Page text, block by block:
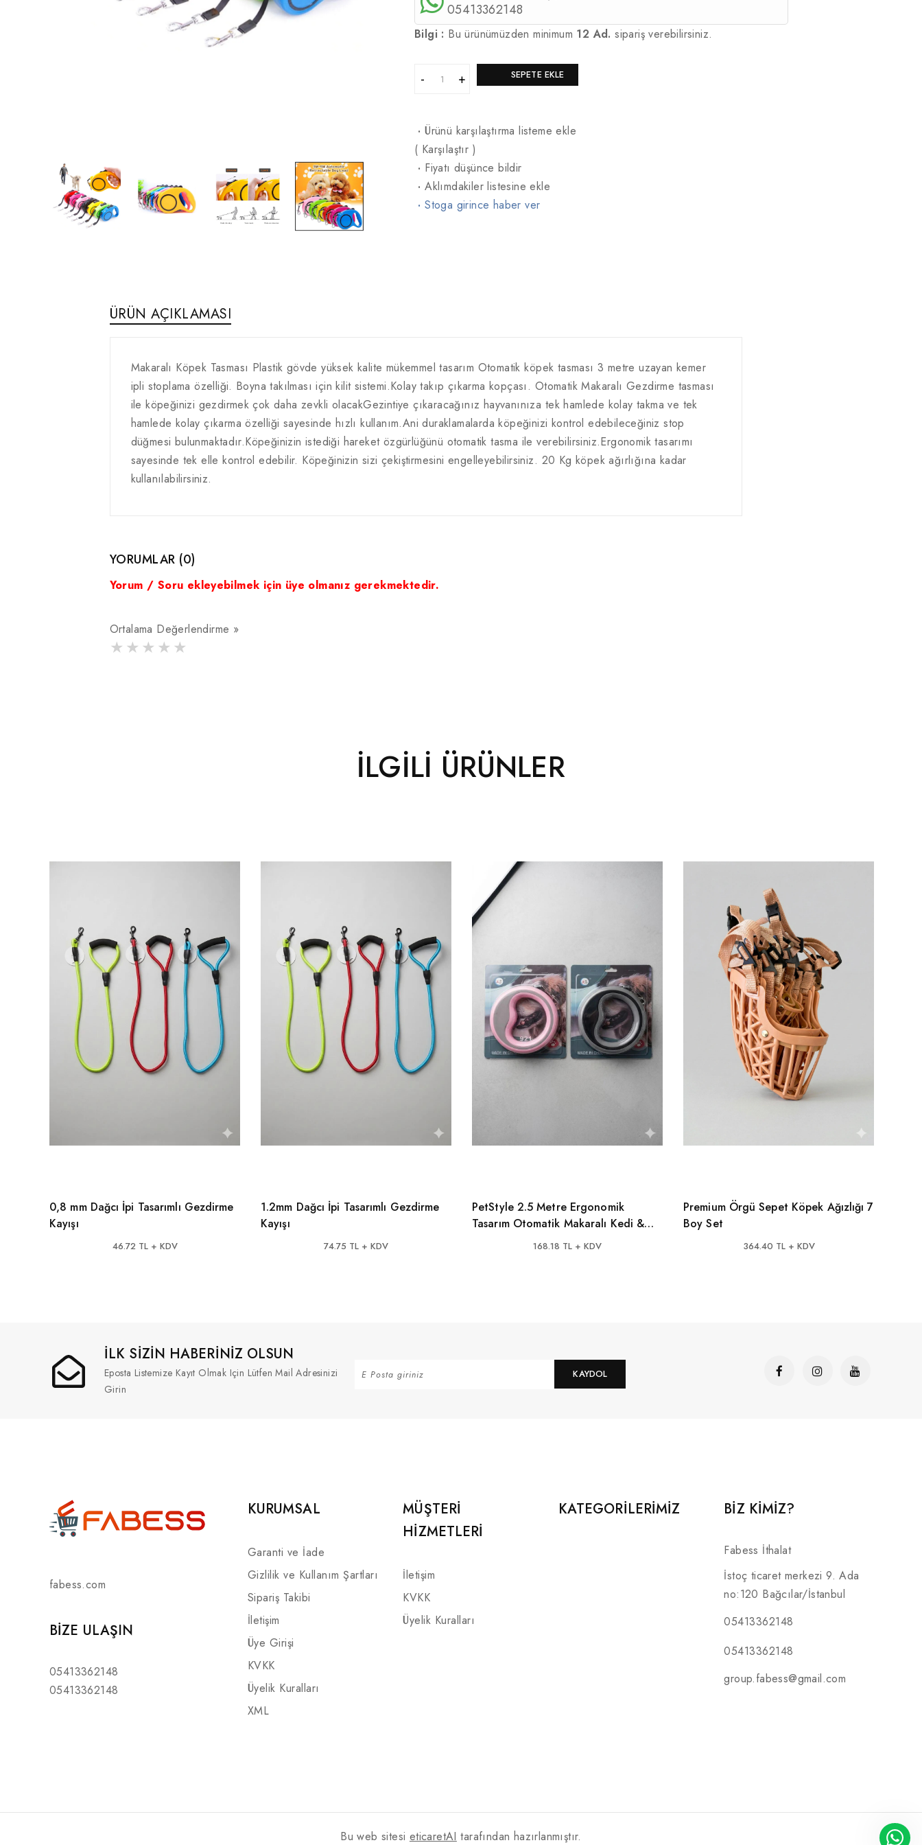
05413362148
Bilgi : Bu ürünümüzden minimum 12 Ad. sipariş verebilirsiniz.
SEPETE EKLE
·Ürünü karşılaştırma listeme ekle
( Karşılaştır )
· Fiyatı düşünce bildir
·Aklımdakiler listesine ekle
·Stoga girince haber ver
ÜRÜN AÇIKLAMASI
Makaralı Köpek Tasması Plastik gövde yüksek kalite mükemmel tasarım Otomatik köpek tasması 3 metre uzayan kemer
ipli stoplama özelliği. Boyna takılması için kilit sistemi.Kolay takıp çıkarma kopçası. Otomatik Makaralı Gezdirme tasması
ile köpeğinizi gezdirmek çok daha zevkli olacakGezintiye çıkaracağınız hayvanınıza tek hamlede kolay takma ve tek
hamlede kolay çıkarma özelliği sayesinde hızlı kullanım.Ani duraklamalarda köpeğinizi kontrol edebileceğiniz stop
düğmesi bulunmaktadır.Köpeğinizin istediği hareket özgürlüğünü otomatik tasma ile verebilirsiniz.Ergonomik tasarımı
sayesinde tek elle kontrol edebilir. Köpeğinizin sizi çekiştirmesini engelleyebilirsiniz. 20 Kg köpek ağırlığına kadar
kullanılabilirsiniz.
YORUMLAR (0)
Yorum / Soru ekleyebilmek için üye olmanız gerekmektedir.
Ortalama Değerlendirme »
İLGILI ÜRÜNLER
0,8 mm Dağcı İpi Tasarımlı Gezdirme
Kayışı
46.72 TL + KDV
1.2mm Dağcı İpi Tasarımlı Gezdirme
Kayışı
74.75 TL + KDV
PetStyle 2.5 Metre Ergonomik
Tasarım Otomatik Makaralı Kedi &
Köpek Tasması168.18 TL + KDV
Premium Örgü Sepet Köpek Ağızlığı 7
Boy Set
364.40 TL + KDV
İLK SİZİN HABERİNİZ OLSUN
Eposta Listemize Kayıt Olmak Için Lütfen Mail Adresinizi
Girin
KAYDOL
fabess.com
BIZE ULAŞIN
05413362148
05413362148
KURUMSAL
Garanti ve İade
Gizlilik ve Kullanım Şartları
Sipariş Takibi
İletişim
Üye Girişi
KVKK
Üyelik Kuralları
XML
MÜŞTERI
HIZMETLERI
İletişim
KVKK
Üyelik Kuralları
KATEGORILERIMIZ BİZ KİMİZ?
Fabess İthalat
İstoç ticaret merkezi 9. Ada
no:120 Bağcılar/İstanbul
05413362148
05413362148
group.fabess@gmail.com
Bu web sitesi eticaretAI tarafından hazırlanmıştır.